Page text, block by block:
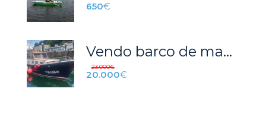
650€
Vendo barco de madera
23.000€
20.000€